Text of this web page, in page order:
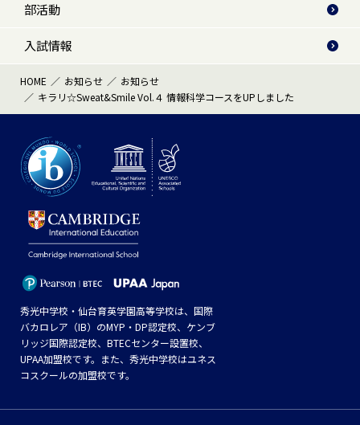
部活動
入試情報
HOME お知らせ
お知らせ
キラリ☆Sweat&Smile Vol.４ 情報科学コースをUPしました
秀光中学校・仙台育英学園高等学校は、国際
バカロレア（IB）のMYP・DP認定校、ケンブ
リッジ国際認定校、BTECセンター設置校、
UPAA加盟校です。また、秀光中学校はユネス
コスクールの加盟校です。